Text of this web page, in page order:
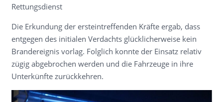
Rettungsdienst
Die Erkundung der ersteintreffenden Kräfte ergab, dass
entgegen des initialen Verdachts glücklicherweise kein
Brandereignis vorlag. Folglich konnte der Einsatz relativ
zügig abgebrochen werden und die Fahrzeuge in ihre
Unterkünfte zurückkehren.